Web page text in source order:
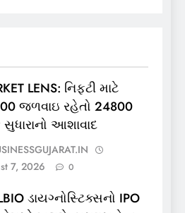
LENS: નિફ્ટી માટે
જળવાઇ રહેતો 24800
આશાવાદ
7, 2026
0
ડાયગ્નોસ્ટિક્સનો IPO